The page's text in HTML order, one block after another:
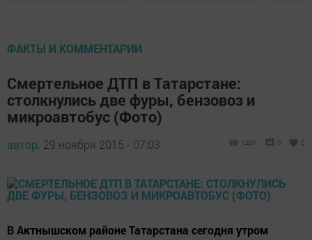
ФАКТЫ И КОММЕНТАРИИ
Смертельное ДТП в Татарстане:
столкнулись две фуры, бензовоз и
микроавтобус (Фото)
автор, 29 ноября 2015 - 07:03 1401 0 0
В Актнышском районе Татарстана сегодня утром